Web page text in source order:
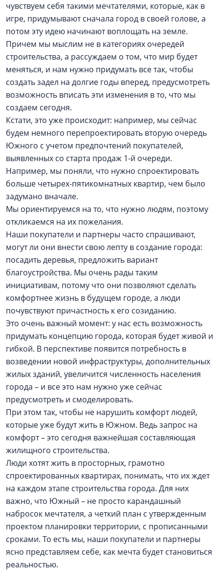
чувствуем себя такими мечтателями, которые, как в
игре, придумывают сначала город в своей голове, а
потом эту идею начинают воплощать на земле.
Причем мы мыслим не в категориях очередей
строительства, а рассуждаем о том, что мир будет
меняться, и нам нужно придумать все так, чтобы
создать задел на долгие годы вперед, предусмотреть
возможность вписать эти изменения в то, что мы
создаем сегодня.
Кстати, это уже происходит: например, мы сейчас
будем немного перепроектировать вторую очередь
Южного с учетом предпочтений покупателей,
выявленных со старта продаж 1-й очереди.
Например, мы поняли, что нужно спроектировать
больше четырех-пятикомнатных квартир, чем было
задумано вначале.
Мы ориентируемся на то, что нужно людям, поэтому
откликаемся на их пожелания.
Наши покупатели и партнеры часто спрашивают,
могут ли они внести свою лепту в создание города:
посадить деревья, предложить вариант
благоустройства. Мы очень рады таким
инициативам, потому что они позволяют сделать
комфортнее жизнь в будущем городе, а люди
почувствуют причастность к его созиданию.
Это очень важный момент: у нас есть возможность
придумать концепцию города, которая будет живой и
гибкой. В перспективе появится потребность в
возведении новой инфраструктуры, дополнительных
жилых зданий, увеличится численность населения
города – и все это нам нужно уже сейчас
предусмотреть и смоделировать.
При этом так, чтобы не нарушить комфорт людей,
которые уже будут жить в Южном. Ведь запрос на
комфорт – это сегодня важнейшая составляющая
жилищного строительства.
Люди хотят жить в просторных, грамотно
спроектированных квартирах, понимать, что их ждет
на каждом этапе строительства города. Для них
важно, что Южный – не просто карандашный
набросок мечтателя, а четкий план с утвержденным
проектом планировки территории, с прописанными
сроками. То есть мы, наши покупатели и партнеры
ясно представляем себе, как мечта будет становиться
реальностью.